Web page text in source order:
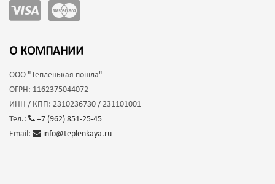
О КОМПАНИИ
ООО "Тепленькая пошла"
ОГРН: 1162375044072
ИНН / КПП: 2310236730 / 231101001
Тел.:
+7 (962) 851-25-45
Email:
info@teplenkaya.ru